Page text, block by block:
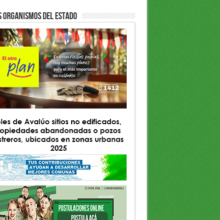
ORGANISMOS DEL ESTADO